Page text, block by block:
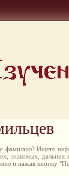
фамилию? Ищете
знакомых,
и нажав кнопку